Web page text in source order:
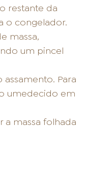
restante da
o congelador.
massa,
um pincel
assamento. Para
umedecido em
a massa folhada